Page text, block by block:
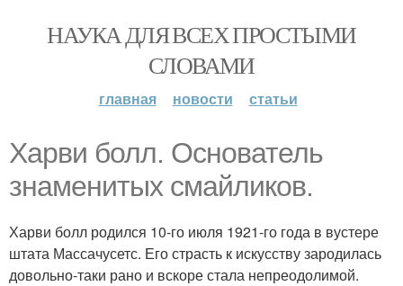
НАУКА ДЛЯ ВСЕХ ПРОСТЫМИ
СЛОВАМИ
главная новости статьи
Харви болл. Основатель
знаменитых смайликов.
Харви болл родился 10-го июля 1921-го года в вустере
штата Массачусетс. Его страсть к искусству зародилась
довольно-таки рано и вскоре стала непреодолимой.